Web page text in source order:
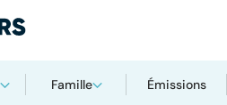
Famille Émissions